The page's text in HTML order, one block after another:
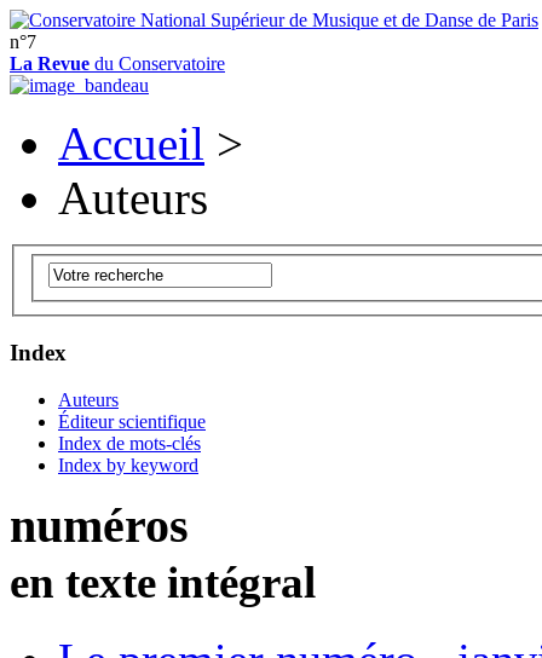
n°7
La Revue du Conservatoire
Accueil >
Auteurs
Index
Auteurs
Éditeur scientifique
Index de mots-clés
Index by keyword
numéros
en texte intégral